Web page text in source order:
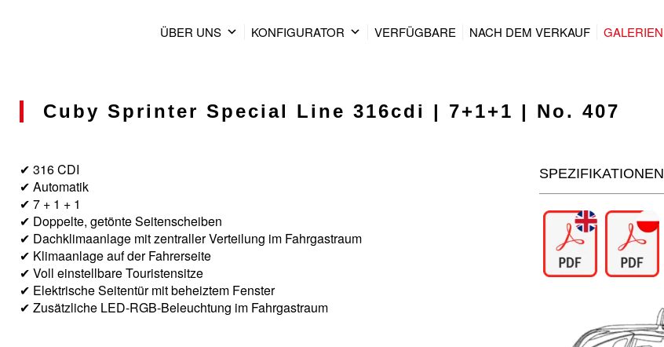
ÜBER UNS KONFIGURATOR VERFÜGBARE NACH DEM VERKAUF GALERIEN
Cuby Sprinter Special Line 316cdi | 7+1+1 | No. 407
✔ 316 CDI
✔ Automatik
✔ 7 + 1 + 1
✔ Doppelte, getönte Seitenscheiben
✔ Dachklimaanlage mit zentraller Verteilung im Fahrgastraum
✔ Klimaanlage auf der Fahrerseite
✔ Voll einstellbare Touristensitze
✔ Elektrische Seitentür mit beheiztem Fenster
✔ Zusätzliche LED-RGB-Beleuchtung im Fahrgastraum
SPEZIFIKATIONEN